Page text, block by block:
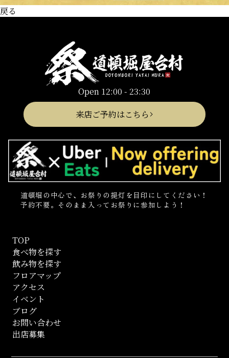
戻る
Open 12:00 - 23:30
来店ご予約はこちら
道頓堀の中心で、お祭りの提灯を目印にしてください！
予約不要。そのまま入ってお祭りに参加しよう！
TOP
食べ物を探す
飲み物を探す
フロアマップ
アクセス
イベント
ブログ
お問い合わせ
出店募集